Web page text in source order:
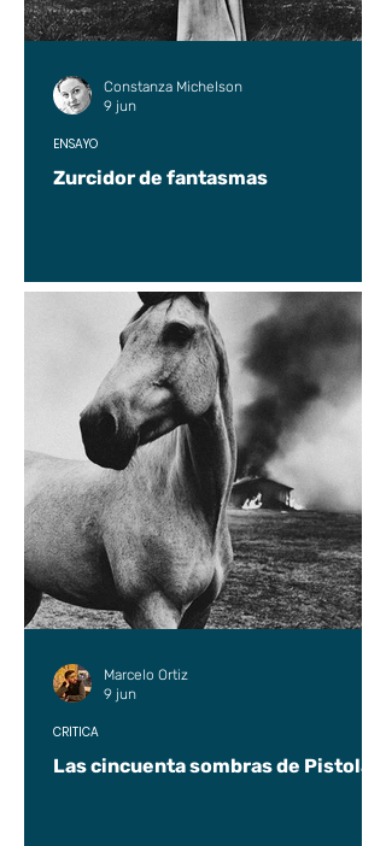
Zurcidor de fantasmas
ENSAYO
Constanza Michelson
9 jun
Las cincuenta sombras de Pistolas
CRÍTICA
Marcelo Ortiz
9 jun